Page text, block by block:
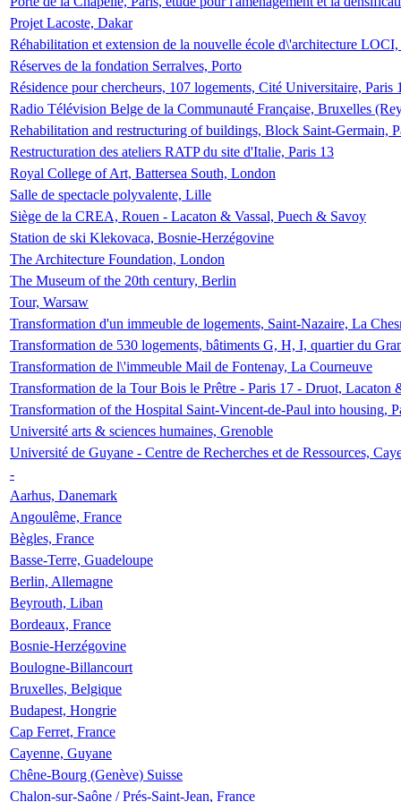
Projet Lacoste, Dakar
Réhabilitation et extension de la nouvelle école d\'architecture
Réserves de la fondation Serralves, Porto
Résidence pour chercheurs, 107 logements, Cité Universitaire, Paris
Radio Télévision Belge de la Communauté Française, Bruxelles
Rehabilitation and restructuring of buildings, Block Saint-Germain,
Restructuration des ateliers RATP du site d'Italie, Paris 13
Royal College of Art, Battersea South, London
Salle de spectacle polyvalente, Lille
Siège de la CREA, Rouen - Lacaton & Vassal, Puech & Savoy
Station de ski Klekovaca, Bosnie-Herzégovine
The Architecture Foundation, London
The Museum of the 20th century, Berlin
Tour, Warsaw
Transformation d'un immeuble de logements, Saint-Nazaire, La
Transformation de 530 logements, bâtiments G, H, I, quartier du
Transformation de l\'immeuble Mail de Fontenay, La Courneuve
Transformation de la Tour Bois le Prêtre - Paris 17 - Druot, Lacaton
Transformation of the Hospital Saint-Vincent-de-Paul into housing,
Université arts & sciences humaines, Grenoble
Université de Guyane - Centre de Recherches et de Ressources,
-
Aarhus, Danemark
Angoulême, France
Bègles, France
Basse-Terre, Guadeloupe
Berlin, Allemagne
Beyrouth, Liban
Bordeaux, France
Bosnie-Herzégovine
Boulogne-Billancourt
Bruxelles, Belgique
Budapest, Hongrie
Cap Ferret, France
Cayenne, Guyane
Chêne-Bourg (Genève) Suisse
Chalon-sur-Saône / Prés-Saint-Jean, France